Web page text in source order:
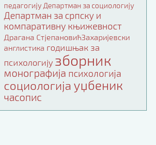
педагогију Департман за социологију
Департман за српску и
компаративну књижевност
Драгана СтјепановићЗахаријевски
англистика годишњак за
психологију зборник
монографија психологија
социологија уџбеник
часопис